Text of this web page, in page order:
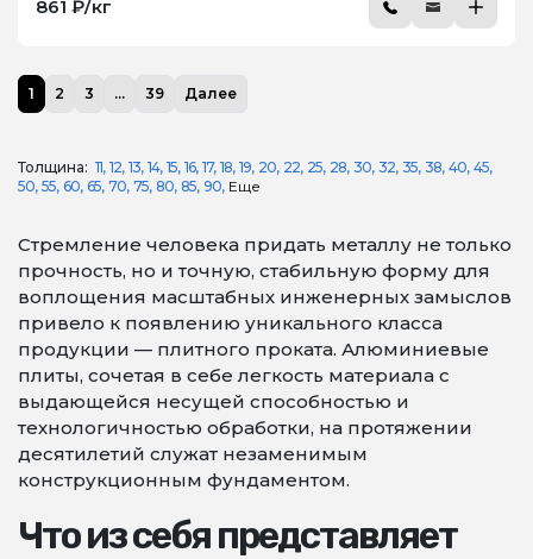
861 ₽/кг
1 2 3 ... 39 Далее
Толщина: 11 12 13 14 15 16 17 18 19 20 22 25 28 30 32 35 38 40 45
50 55 60 65 70 75 80 85 90 Еще
Стремление человека придать металлу не только
прочность, но и точную, стабильную форму для
воплощения масштабных инженерных замыслов
привело к появлению уникального класса
продукции — плитного проката. Алюминиевые
плиты, сочетая в себе легкость материала с
выдающейся несущей способностью и
технологичностью обработки, на протяжении
десятилетий служат незаменимым
конструкционным фундаментом.
Что из себя представляет